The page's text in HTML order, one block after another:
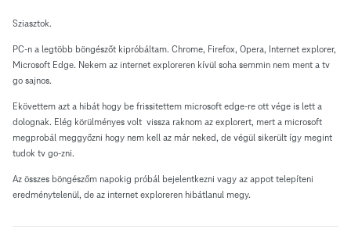
Sziasztok.
PC-n a legtöbb böngészőt kipróbáltam. Chrome, Firefox, Opera, Internet explorer,
Microsoft Edge. Nekem az internet exploreren kívül soha semmin nem ment a tv
go sajnos.
Ekövettem azt a hibát hogy be frissitettem microsoft edge-re ott vége is lett a
dolognak. Elég körülményes volt vissza raknom az explorert, mert a microsoft
megprobál meggyőzni hogy nem kell az már neked, de végül sikerült így megint
tudok tv go-zni.
Az összes böngészőm napokig próbál bejelentkezni vagy az appot telepíteni
eredménytelenül, de az internet exploreren hibátlanul megy.